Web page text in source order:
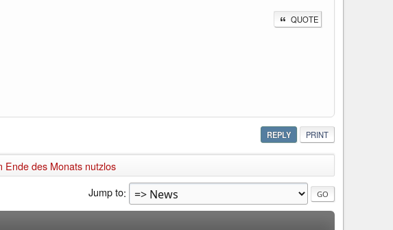
QUOTE
REPLY PRINT
Ende des Monats nutzlos
Jump to